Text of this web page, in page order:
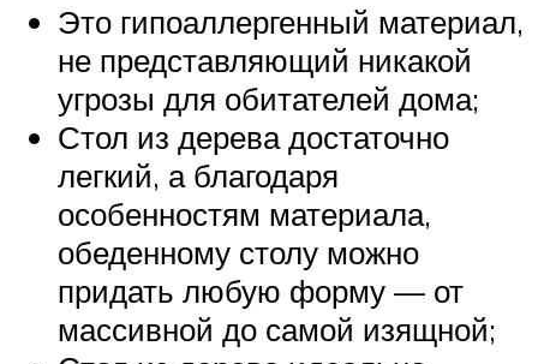
Это гипоаллергенный материал,
не представляющий никакой
угрозы для обитателей дома;
Стол из дерева достаточно
легкий, а благодаря
особенностям материала,
обеденному столу можно
придать любую форму — от
массивной до самой изящной;